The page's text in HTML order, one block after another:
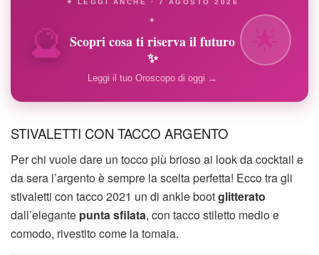
🔮 ✦
Scopri cosa ti riserva il futuro
✨
Leggi il tuo Oroscopo di oggi →
STIVALETTI CON TACCO ARGENTO
Per chi vuole dare un tocco più brioso ai look da cocktail e
da sera l’argento è sempre la scelta perfetta! Ecco tra gli
stivaletti con tacco 2021 un di ankle bootglitterato
dall’elegante punta sfilata, con tacco stiletto medio e
comodo, rivestito come la tomaia.